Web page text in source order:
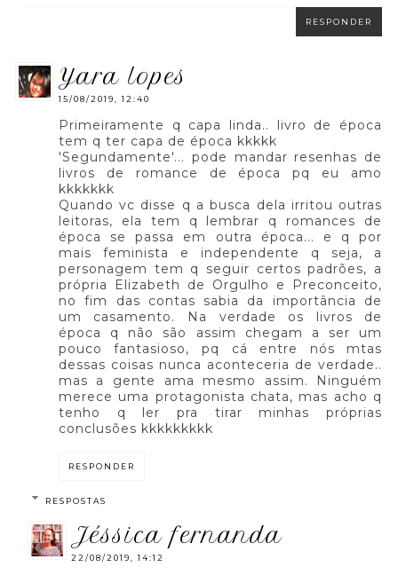
RESPONDER
yara lopes
15/08/2019, 12:40
Primeiramente q capa linda.. livro de época
tem q ter capa de época kkkkk
'Segundamente'... pode mandar resenhas de
livros de romance de época pq eu amo
kkkkkkk
Quando vc disse q a busca dela irritou outras
leitoras, ela tem q lembrar q romances de
época se passa em outra época... e q por
mais feminista e independente q seja, a
personagem tem q seguir certos padrões, a
própria Elizabeth de Orgulho e Preconceito,
no fim das contas sabia da importância de
um casamento. Na verdade os livros de
época q não são assim chegam a ser um
pouco fantasioso, pq cá entre nós mtas
dessas coisas nunca aconteceria de verdade..
mas a gente ama mesmo assim. Ninguém
merece uma protagonista chata, mas acho q
tenho q ler pra tirar minhas próprias
conclusões kkkkkkkkk
RESPONDER
RESPOSTAS
jéssica fernanda
22/08/2019, 14:12